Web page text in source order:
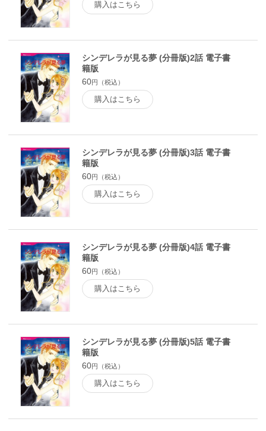
購入はこちら
シンデレラが見る夢 (分冊版)2話 電子書
籍版
60円（税込）
購入はこちら
シンデレラが見る夢 (分冊版)3話 電子書
籍版
60円（税込）
購入はこちら
シンデレラが見る夢 (分冊版)4話 電子書
籍版
60円（税込）
購入はこちら
シンデレラが見る夢 (分冊版)5話 電子書
籍版
60円（税込）
購入はこちら